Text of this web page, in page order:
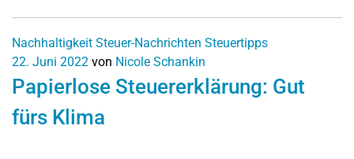
Nachhaltigkeit Steuer-Nachrichten Steuertipps
22. Juni 2022 von Nicole Schankin
Papierlose Steuererklärung: Gut
fürs Klima